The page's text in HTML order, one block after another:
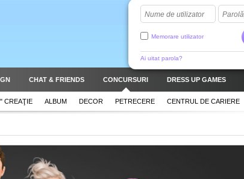
Nume de utilizator Parolă
Memorare utilizator
Ai uitat parola?
CHAT & FRIENDS CONCURSURI DRESS UP GAMES
CREAŢIE ALBUM DECOR PETRECERE CENTRUL DE CARIERE